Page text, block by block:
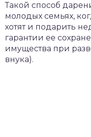
Такой способ
молодых семьях,
хотят и подарить
гарантии ее
имущества при
внука).